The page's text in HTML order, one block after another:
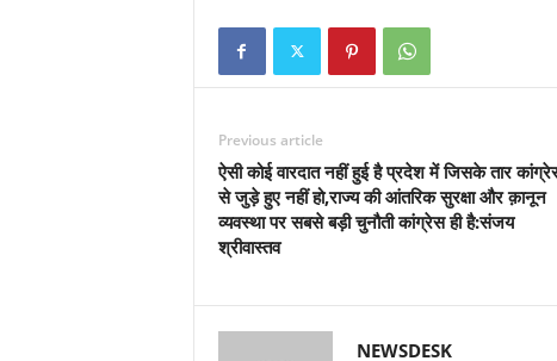
Previous article
ऐसी कोई वारदात नहीं हुई है प्रदेश में जिसके तार
से जुड़े हुए नहीं हो,राज्य की आंतरिक सुरक्षा और क़ानून
व्यवस्था पर सबसे बड़ी चुनौती कांग्रेस ही है:संजय
श्रीवास्तव
NEWSDESK